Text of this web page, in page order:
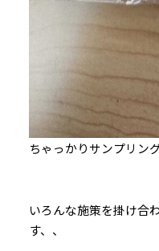
ちゃっかりサンプリン
いろんな施策を掛け合
す、、